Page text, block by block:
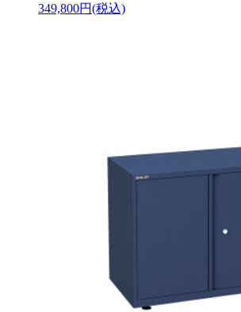
349,800円(税込)